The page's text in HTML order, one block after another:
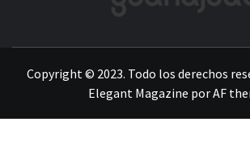
Copyright © 2023. Todo los derechos
Elegant Magazine porAF